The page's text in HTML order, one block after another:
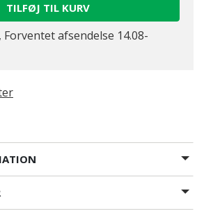
TILFØJ TIL KURV
afsendelse 14.08-